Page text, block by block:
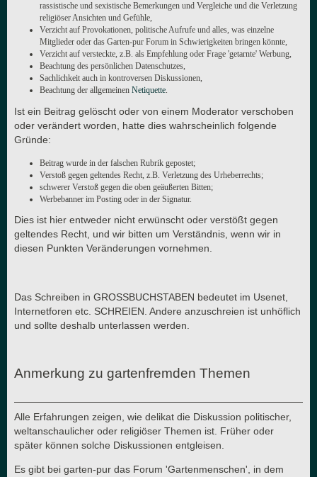
rassistische und sexistische Bemerkungen und Vergleiche und die Verletzung
religiöser Ansichten und Gefühle,
Verzicht auf Provokationen, politische Aufrufe und alles, was einzelne
Mitglieder oder das Garten-pur Forum in Schwierigkeiten bringen könnte,
Verzicht auf versteckte, z.B. als Empfehlung oder Frage 'getarnte' Werbung,
Beachtung des persönlichen Datenschutzes,
Sachlichkeit auch in kontroversen Diskussionen,
Beachtung der allgemeinen Netiquette.
Ist ein Beitrag gelöscht oder von einem Moderator verschoben
oder verändert worden, hatte dies wahrscheinlich folgende
Gründe:
Beitrag wurde in der falschen Rubrik gepostet;
Verstoß gegen geltendes Recht, z.B. Verletzung des Urheberrechts;
schwerer Verstoß gegen die oben geäußerten Bitten;
Werbebanner im Posting oder in der Signatur.
Dies ist hier entweder nicht erwünscht oder verstößt gegen
geltendes Recht, und wir bitten um Verständnis, wenn wir in
diesen Punkten Veränderungen vornehmen.
Das Schreiben in GROSSBUCHSTABEN bedeutet im Usenet,
Internetforen etc. SCHREIEN. Andere anzuschreien ist unhöflich
und sollte deshalb unterlassen werden.
Anmerkung zu gartenfremden Themen
Alle Erfahrungen zeigen, wie delikat die Diskussion politischer,
weltanschaulicher oder religiöser Themen ist. Früher oder
später können solche Diskussionen entgleisen.
Es gibt bei garten-pur das Forum 'Gartenmenschen', in dem